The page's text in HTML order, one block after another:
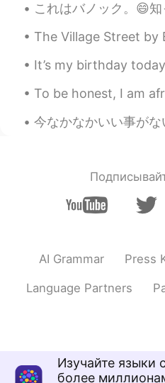
今晩は文法の本を
wakana
JP EN
頑張ってください！
rei
JP EN
これはバノック。😄知ってる？他の名前はフライブレード！揚げパンだ！ ファーストネイションの人はこれを
The Village Street by Edgar Allan Poe. Part 3 of
It’s my birthday today 🥳 Last year I spend my
To be honest, I am afraid to talk on call in a
今なかなかいい事がないけど毎日東京に住めるのは感謝する。本当にこういう人生を想像
AI Grammar Press
Language Partners
Изучайте языки
более